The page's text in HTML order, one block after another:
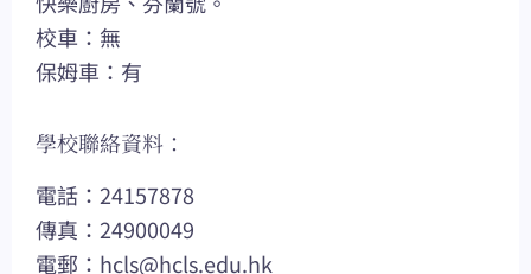
校車：無
保姆車：有
學校聯絡資料：
電話：24157878
傳真：24900049
電郵： hcls@hcls.edu.hk